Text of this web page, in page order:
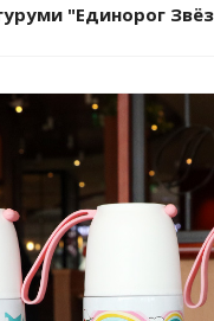
"Единорог